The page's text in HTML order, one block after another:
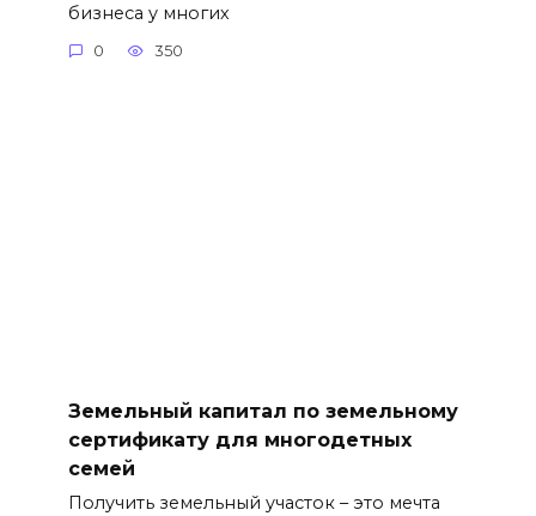
бизнеса у многих
0 350
Земельный капитал по земельному
сертификату для многодетных
семей
Получить земельный участок – это мечта